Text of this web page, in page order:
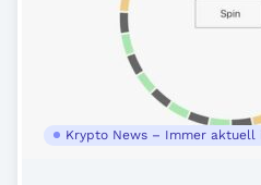
Krypto News – Immer aktuell